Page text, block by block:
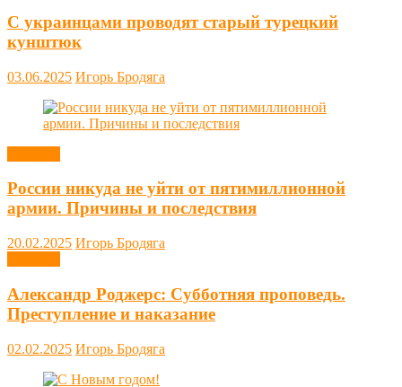
С украинцами проводят старый турецкий
кунштюк
03.06.2025 Игорь Бродяга
России никуда не уйти от пятимиллионной
армии. Причины и последствия
20.02.2025 Игорь Бродяга
Александр Роджерс: Субботняя проповедь.
Преступление и наказание
02.02.2025 Игорь Бродяга